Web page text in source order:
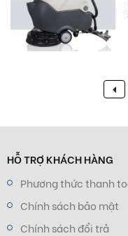
HỖ TRỢ KHÁCH HÀNG
Phương thức thanh
Chính sách bảo mật
Chính sách đổi trả